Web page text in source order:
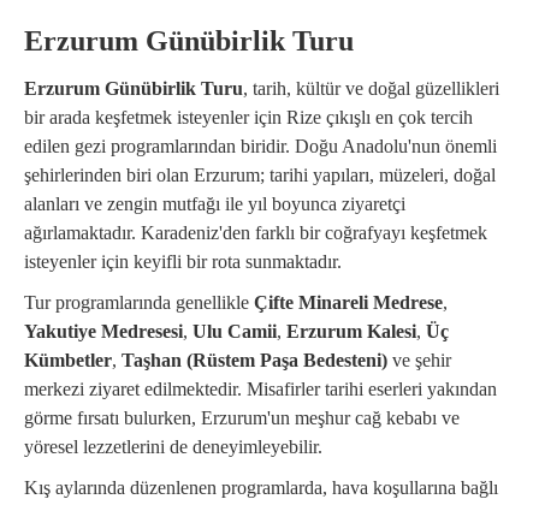
Erzurum Günübirlik Turu
Erzurum Günübirlik Turu, tarih, kültür ve doğal güzellikleri
bir arada keşfetmek isteyenler için Rize çıkışlı en çok tercih
edilen gezi programlarından biridir. Doğu Anadolu'nun önemli
şehirlerinden biri olan Erzurum; tarihi yapıları, müzeleri, doğal
alanları ve zengin mutfağı ile yıl boyunca ziyaretçi
ağırlamaktadır. Karadeniz'den farklı bir coğrafyayı keşfetmek
isteyenler için keyifli bir rota sunmaktadır.
Tur programlarında genellikle Çifte Minareli Medrese,
Yakutiye Medresesi, Ulu Camii, Erzurum Kalesi, Üç
Kümbetler, Taşhan (Rüstem Paşa Bedesteni) ve şehir
merkezi ziyaret edilmektedir. Misafirler tarihi eserleri yakından
görme fırsatı bulurken, Erzurum'un meşhur cağ kebabı ve
yöresel lezzetlerini de deneyimleyebilir.
Kış aylarında düzenlenen programlarda, hava koşullarına bağlı